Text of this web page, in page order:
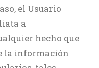
el Usuario
a
hecho que
la información